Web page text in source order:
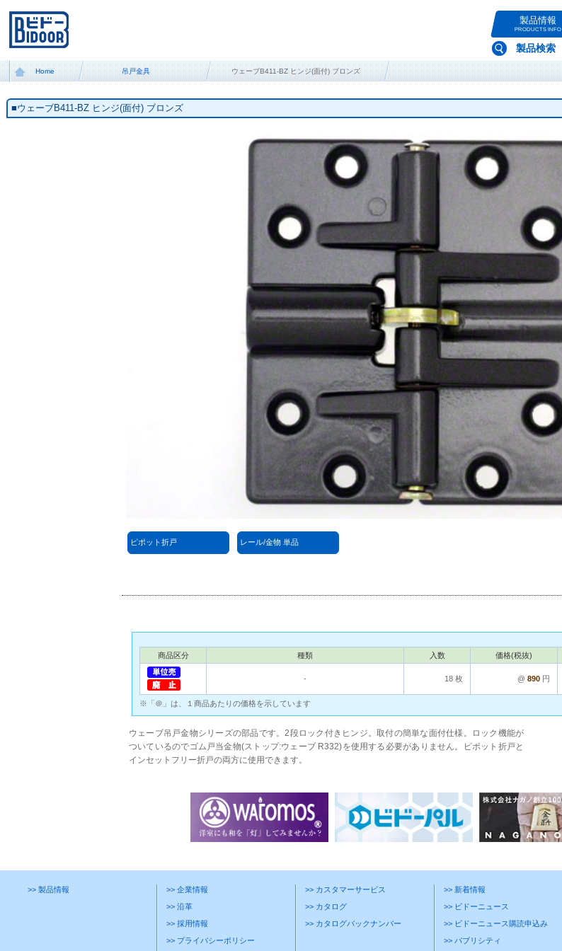
製品情報
PRODUCTS INFO
製品検索
Home 吊戸金具 ウェーブB411-BZ ヒンジ(面付) ブロンズ
■ウェーブB411-BZ ヒンジ(面付) ブロンズ
ピポット折戸 レール/金物 単品
商品区分 種類 入数 価格(税抜)
‐ 18 枚 @ 890 円
※「＠」は、１商品あたりの価格を示しています
ウェーブ吊戸金物シリーズの部品です。2段ロック付きヒンジ。取付の簡単な面付仕様。ロック機能が
ついているのでゴム戸当金物(ストップ:ウェーブ R332)を使用する必要がありません。ピポット折戸と
インセットフリー折戸の両方に使用できます。
>> 製品情報
>> 企業情報
>> 沿革
>> 採用情報
>> プライバシーポリシー
>> カスタマーサービス
>> カタログ
>> カタログバックナンバー
>> 新着情報
>> ビドーニュース
>> ビドーニュース購読申込み
>> パブリシティ